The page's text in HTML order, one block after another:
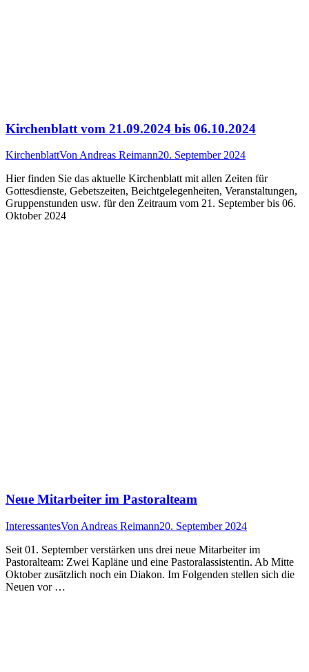
Kirchenblatt vom 21.09.2024 bis 06.10.2024
KirchenblattVon Andreas Reimann20. September 2024
Hier finden Sie das aktuelle Kirchenblatt mit allen Zeiten für
Gottesdienste, Gebetszeiten, Beichtgelegenheiten, Veranstaltungen,
Gruppenstunden usw. für den Zeitraum vom 21. September bis 06.
Oktober 2024
Neue Mitarbeiter im Pastoralteam
InteressantesVon Andreas Reimann20. September 2024
Seit 01. September verstärken uns drei neue Mitarbeiter im
Pastoralteam: Zwei Kapläne und eine Pastoralassistentin. Ab Mitte
Oktober zusätzlich noch ein Diakon. Im Folgenden stellen sich die
Neuen vor …